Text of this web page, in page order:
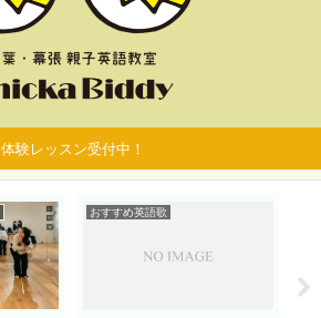
体験レッスン受付中！
おすすめ英語歌